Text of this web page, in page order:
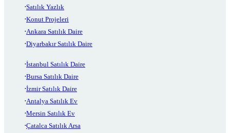
Satılık Yazlık
Konut Projeleri
Ankara Satılık Daire
Diyarbakır Satılık Daire
İstanbul Satılık Daire
Bursa Satılık Daire
İzmir Satılık Daire
Antalya Satılık Ev
Mersin Satılık Ev
Çatalca Satılık Arsa